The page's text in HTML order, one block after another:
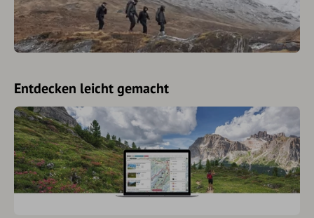
Entdecken leicht gemacht